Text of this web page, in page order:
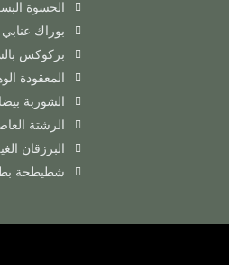
الحسوة
بوراك
بركوكس
المعقودة
الشوربة
الرشتة
البرزقان
شطيطحة